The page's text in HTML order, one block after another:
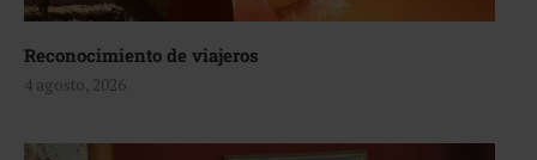
Reconocimiento de viajeros
4 agosto, 2026